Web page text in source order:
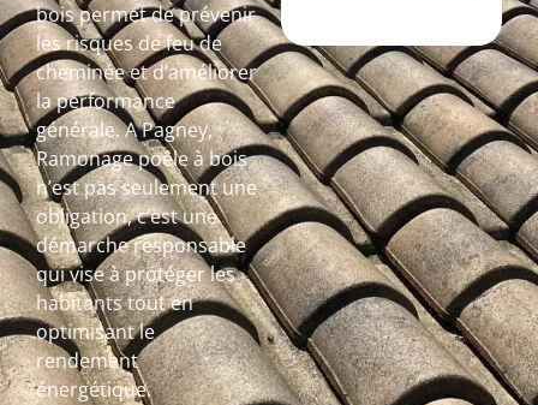
bois permet de prévenir
les risques de feu de
cheminée et d’améliorer
la performance
générale. A Pagney,
Ramonage poêle à bois
n’est pas seulement une
obligation, c’est une
démarche responsable
qui vise à protéger les
habitants tout en
optimisant le
rendement
énergétique.